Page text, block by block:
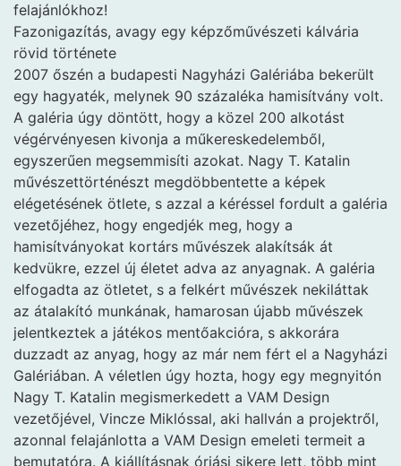
felajánlókhoz!
Fazonigazítás, avagy egy képzőművészeti kálvária
rövid története
2007 őszén a budapesti Nagyházi Galériába bekerült
egy hagyaték, melynek 90 százaléka hamisítvány volt.
A galéria úgy döntött, hogy a közel 200 alkotást
végérvényesen kivonja a műkereskedelemből,
egyszerűen megsemmisíti azokat. Nagy T. Katalin
művészettörténészt megdöbbentette a képek
elégetésének ötlete, s azzal a kéréssel fordult a galéria
vezetőjéhez, hogy engedjék meg, hogy a
hamisítványokat kortárs művészek alakítsák át
kedvükre, ezzel új életet adva az anyagnak. A galéria
elfogadta az ötletet, s a felkért művészek nekiláttak
az átalakító munkának, hamarosan újabb művészek
jelentkeztek a játékos mentőakcióra, s akkorára
duzzadt az anyag, hogy az már nem fért el a Nagyházi
Galériában. A véletlen úgy hozta, hogy egy megnyitón
Nagy T. Katalin megismerkedett a VAM Design
vezetőjével, Vincze Miklóssal, aki hallván a projektről,
azonnal felajánlotta a VAM Design emeleti termeit a
bemutatóra. A kiállításnak óriási sikere lett, több mint